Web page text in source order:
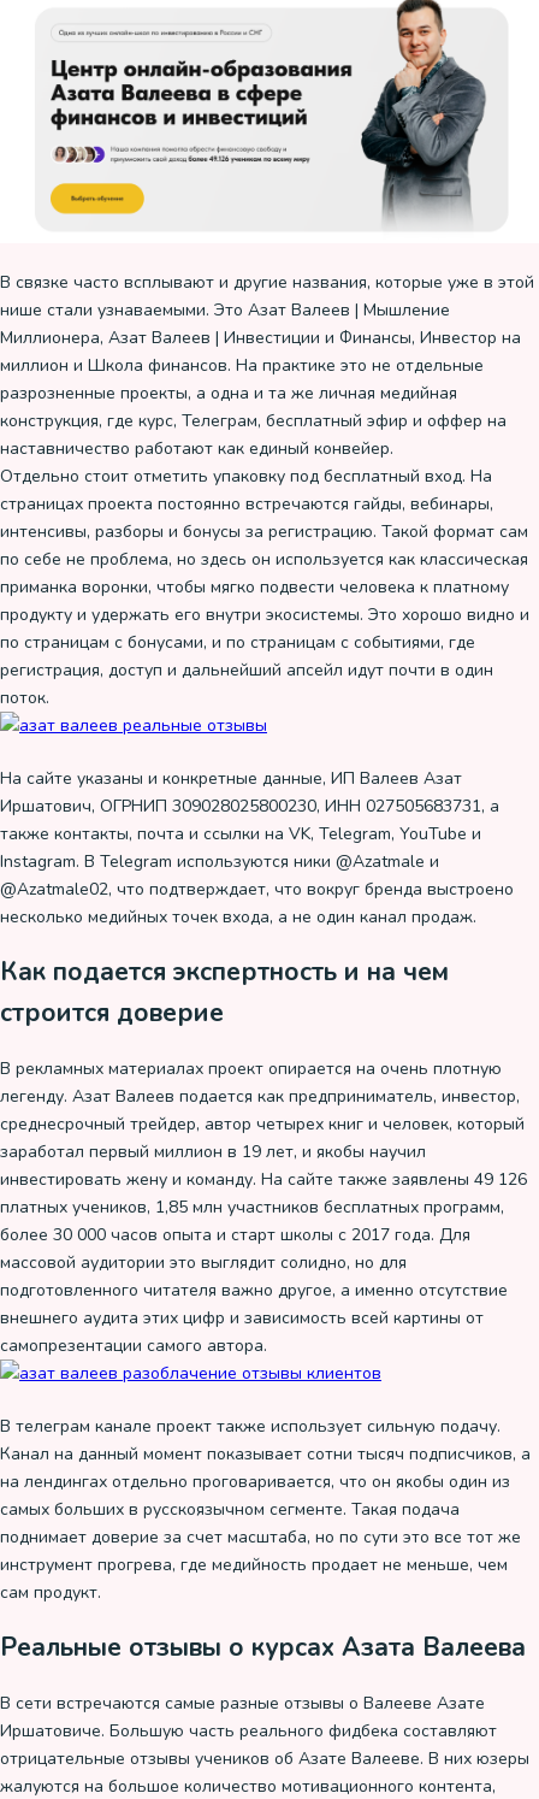
В связке часто всплывают и другие названия, которые уже в этой
нише стали узнаваемыми. Это Азат Валеев | Мышление
Миллионера, Азат Валеев | Инвестиции и Финансы, Инвестор на
миллион и Школа финансов. На практике это не отдельные
разрозненные проекты, а одна и та же личная медийная
конструкция, где курс, Телеграм, бесплатный эфир и оффер на
наставничество работают как единый конвейер.
Отдельно стоит отметить упаковку под бесплатный вход. На
страницах проекта постоянно встречаются гайды, вебинары,
интенсивы, разборы и бонусы за регистрацию. Такой формат сам
по себе не проблема, но здесь он используется как классическая
приманка воронки, чтобы мягко подвести человека к платному
продукту и удержать его внутри экосистемы. Это хорошо видно и
по страницам с бонусами, и по страницам с событиями, где
регистрация, доступ и дальнейший апсейл идут почти в один
поток.
На сайте указаны и конкретные данные, ИП Валеев Азат
Иршатович, ОГРНИП 309028025800230, ИНН 027505683731, а
также контакты, почта и ссылки на VK, Telegram, YouTube и
Instagram. В Telegram используются ники @Azatmale и
@Azatmale02, что подтверждает, что вокруг бренда выстроено
несколько медийных точек входа, а не один канал продаж.
Как подается экспертность и на чем
строится доверие
В рекламных материалах проект опирается на очень плотную
легенду. Азат Валеев подается как предприниматель, инвестор,
среднесрочный трейдер, автор четырех книг и человек, который
заработал первый миллион в 19 лет, и якобы научил
инвестировать жену и команду. На сайте также заявлены 49 126
платных учеников, 1,85 млн участников бесплатных программ,
более 30 000 часов опыта и старт школы с 2017 года. Для
массовой аудитории это выглядит солидно, но для
подготовленного читателя важно другое, а именно отсутствие
внешнего аудита этих цифр и зависимость всей картины от
самопрезентации самого автора.
В телеграм канале проект также использует сильную подачу.
Канал на данный момент показывает сотни тысяч подписчиков, а
на лендингах отдельно проговаривается, что он якобы один из
самых больших в русскоязычном сегменте. Такая подача
поднимает доверие за счет масштаба, но по сути это все тот же
инструмент прогрева, где медийность продает не меньше, чем
сам продукт.
Реальные отзывы о курсах Азата Валеева
В сети встречаются самые разные отзывы о Валееве Азате
Иршатовиче. Большую часть реального фидбека составляют
отрицательные отзывы учеников об Азате Валееве. В них юзеры
жалуются на большое количество мотивационного контента,